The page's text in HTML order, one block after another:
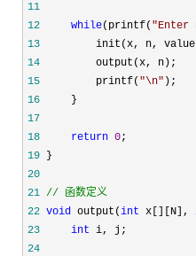
11
12
while(printf( "Enter
13
init(x, n,
14
output(x,
15
         printf(
"\n"
16
17
18
return 0
19
20
21 // 函数定义
22 void output(int x[][N],
23
int
24